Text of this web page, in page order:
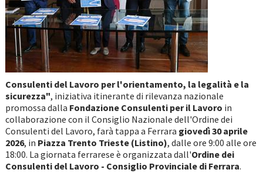
Consulenti del Lavoro per l'orientamento, la legalità e la
sicurezza", iniziativa itinerante di rilevanza nazionale
promossa dalla Fondazione Consulenti per il Lavoro in
collaborazione con il Consiglio Nazionale dell'Ordine dei
Consulenti del Lavoro, farà tappa a Ferrara giovedì 30 aprile
2026, in Piazza Trento Trieste (Listino), dalle ore 9:00 alle ore
18:00. La giornata ferrarese è organizzata dall'Ordine dei
Consulenti del Lavoro - Consiglio Provinciale di Ferrara.